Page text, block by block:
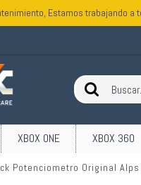
Estamos trabajando
XBOX ONE XBOX 360
Potenciometro Original Alps